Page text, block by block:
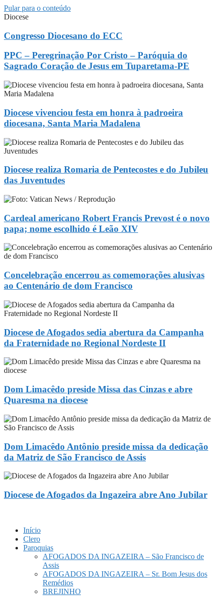
Pular para o conteúdo
Diocese
Congresso Diocesano do ECC
PPC – Peregrinação Por Cristo – Paróquia do
Sagrado Coração de Jesus em Tuparetama-PE
Diocese vivenciou festa em honra à padroeira
diocesana, Santa Maria Madalena
Diocese realiza Romaria de Pentecostes e do Jubileu
das Juventudes
Cardeal americano Robert Francis Prevost é o novo
papa; nome escolhido é Leão XIV
Concelebração encerrou as comemorações alusivas
ao Centenário de dom Francisco
Diocese de Afogados sedia abertura da Campanha
da Fraternidade no Regional Nordeste II
Dom Limacêdo preside Missa das Cinzas e abre
Quaresma na diocese
Dom Limacêdo Antônio preside missa da dedicação
da Matriz de São Francisco de Assis
Diocese de Afogados da Ingazeira abre Ano Jubilar
Início
Clero
Paroquias
AFOGADOS DA INGAZEIRA – São Francisco de
Assis
AFOGADOS DA INGAZEIRA – Sr. Bom Jesus dos
Remédios
BREJINHO